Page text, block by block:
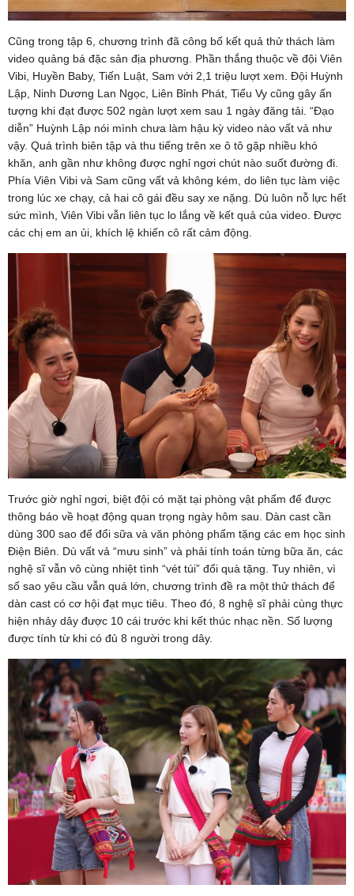
Cũng trong tập 6, chương trình đã công bố kết quả thử thách làm
video quảng bá đặc sản địa phương. Phần thắng thuộc về đội Viên
Vibi, Huyền Baby, Tiến Luật, Sam với 2,1 triệu lượt xem. Đội Huỳnh
Lập, Ninh Dương Lan Ngọc, Liên Bỉnh Phát, Tiểu Vy cũng gây ấn
tượng khi đạt được 502 ngàn lượt xem sau 1 ngày đăng tải. “Đạo
diễn” Huỳnh Lập nói mình chưa làm hậu kỳ video nào vất vả như
vậy. Quá trình biên tập và thu tiếng trên xe ô tô gặp nhiều khó
khăn, anh gần như không được nghỉ ngơi chút nào suốt đường đi.
Phía Viên Vibi và Sam cũng vất vả không kém, do liên tục làm việc
trong lúc xe chạy, cả hai cô gái đều say xe nặng. Dù luôn nỗ lực hết
sức mình, Viên Vibi vẫn liên tục lo lắng về kết quả của video. Được
các chị em an ủi, khích lệ khiến cô rất cảm động.
Trước giờ nghỉ ngơi, biệt đội có mặt tại phòng vật phẩm để được
thông báo về hoạt động quan trọng ngày hôm sau. Dàn cast cần
dùng 300 sao để đổi sữa và văn phòng phẩm tặng các em học sinh
Điện Biên. Dù vất vả “mưu sinh” và phải tính toán từng bữa ăn, các
nghệ sĩ vẫn vô cùng nhiệt tình “vét túi” đổi quà tặng. Tuy nhiên, vì
số sao yêu cầu vẫn quá lớn, chương trình đề ra một thử thách để
dàn cast có cơ hội đạt mục tiêu. Theo đó, 8 nghệ sĩ phải cùng thực
hiện nhảy dây được 10 cái trước khi kết thúc nhạc nền. Số lượng
được tính từ khi có đủ 8 người trong dây.